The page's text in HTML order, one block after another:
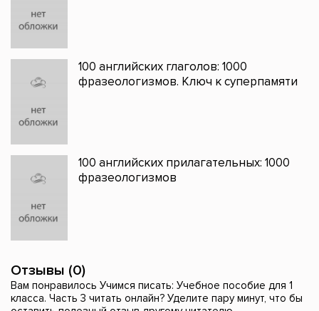
100 английских глаголов: 1000
фразеологизмов. Ключ к суперпамяти
100 английских прилагательных: 1000
фразеологизмов
Отзывы (0)
Вам понравилось Учимся писать: Учебное пособие для 1
класса. Часть 3 читать онлайн? Уделите пару минут, что бы